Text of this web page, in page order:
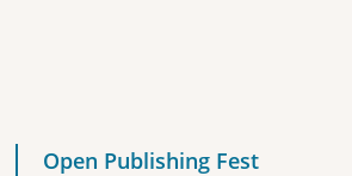
Open Publishing Fest